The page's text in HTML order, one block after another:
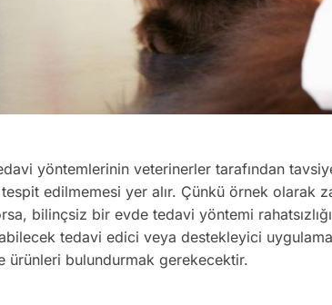
yöntemlerinin veterinerler tarafından
edilmemesi yer alır. Çünkü örnek olarak
bilinçsiz bir evde tedavi yöntemi
tedavi edici veya destekleyici
ürünleri bulundurmak gerekecektir.